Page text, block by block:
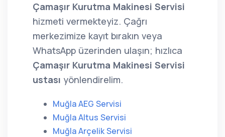
Çamaşır Kurutma Makinesi Servisi
hizmeti vermekteyiz. Çağrı
merkezimize kayıt bırakın veya
WhatsApp üzerinden ulaşın; hızlıca
Çamaşır Kurutma Makinesi Servisi
ustası yönlendirelim.
Muğla AEG Servisi
Muğla Altus Servisi
Muğla Arçelik Servisi